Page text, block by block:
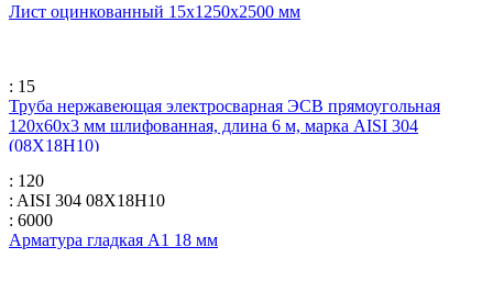
Лист оцинкованный 15х1250х2500 мм
: 15
Труба нержавеющая электросварная ЭСВ прямоугольная
120х60х3 мм шлифованная, длина 6 м, марка AISI 304
(08Х18Н10)
: 120
: AISI 304 08Х18Н10
: 6000
Арматура гладкая А1 18 мм